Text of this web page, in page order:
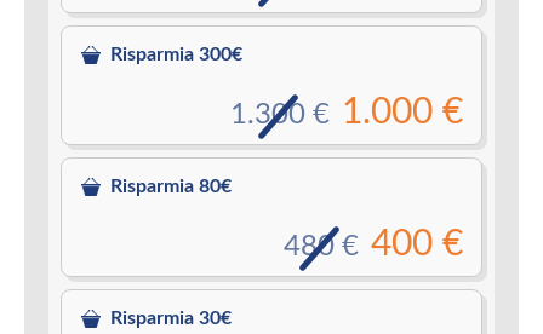
Risparmia 300€
1.000 €
1.300 €
Risparmia 80€
400 €
480 €
Risparmia 30€